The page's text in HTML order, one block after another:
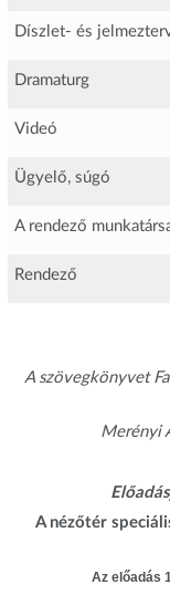
Díszlet- és
Dramaturg
Videó
Ügyelő, súgó
A rendező
Rendező
A szövegkönyvet
Merényi
A nézőtér
Az előadás